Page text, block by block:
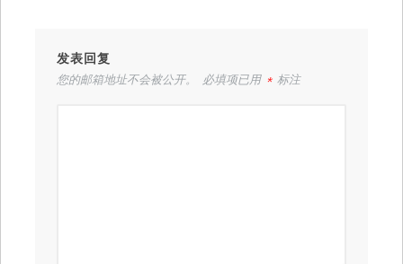
发表回复
您的邮箱地址不会被公开。 必填项已用 *标注